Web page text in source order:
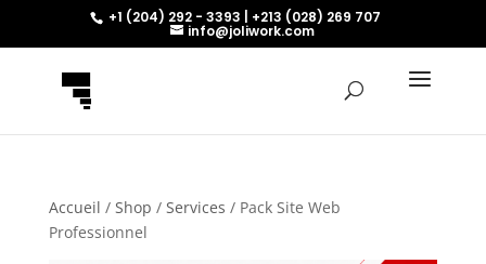
+1 (204) 292 - 3393 | +213 (028) 269 707
info@joliwork.com
Accueil / Shop / Services / Pack Site Web
Professionnel